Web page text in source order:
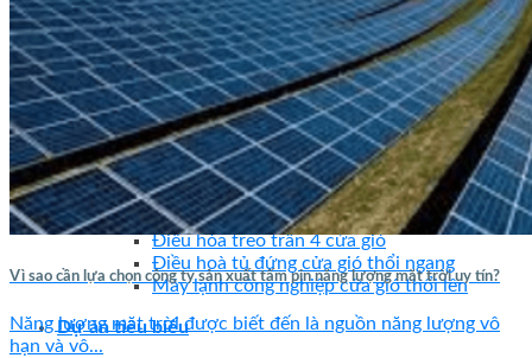
Tấm pin năng lượng mặt trời
Khung giàn lạnh
Khung giàn lạnh hợp kim nhôm
Khung giàn lạnh inox
Điều hòa không khí công nghiệp
Điều hòa âm trần nối ống gió
Điều hòa công nghiệp chiller
Điều hòa tiết kiệm điện
Điều hoà tiết kiệm Ecogreen
Điều hòa di động
Điều hòa treo trần 4 cửa gió
Điều hoà tủ đứng cửa gió thổi ngang
Máy lạnh công nghiệp cửa gió thổi lên
Dự án tiêu biểu
Vì sao cần lựa chọn công ty sản xuất tấm pin năng lượng mặt trời uy tín?
Năng lượng mặt trời được biết đến là nguồn năng lượng vô
hạn và vô...